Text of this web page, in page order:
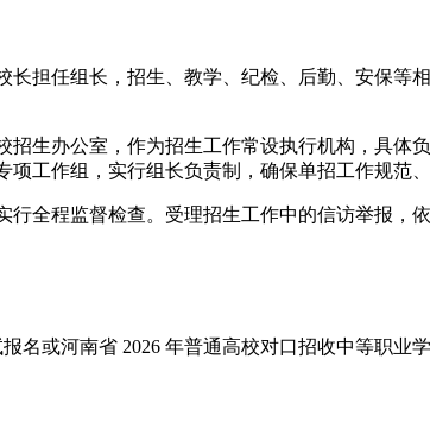
长担任组长，招生、教学、纪检、后勤、安保等
招生办公室，作为招生工作常设执行机构，具
工作组，实行组长负责制，确保单招工作规范、
行全程监督检查。受理招生工作中的信访举报，
或河南省 2026 年普通高校对口招收中等职业学